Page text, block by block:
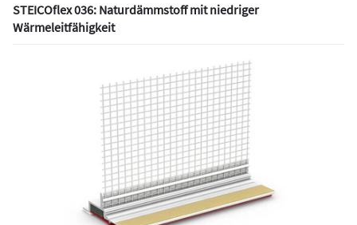
STEICOflex 036: Naturdämmstoff mit niedriger
Wärmeleitfähigkeit